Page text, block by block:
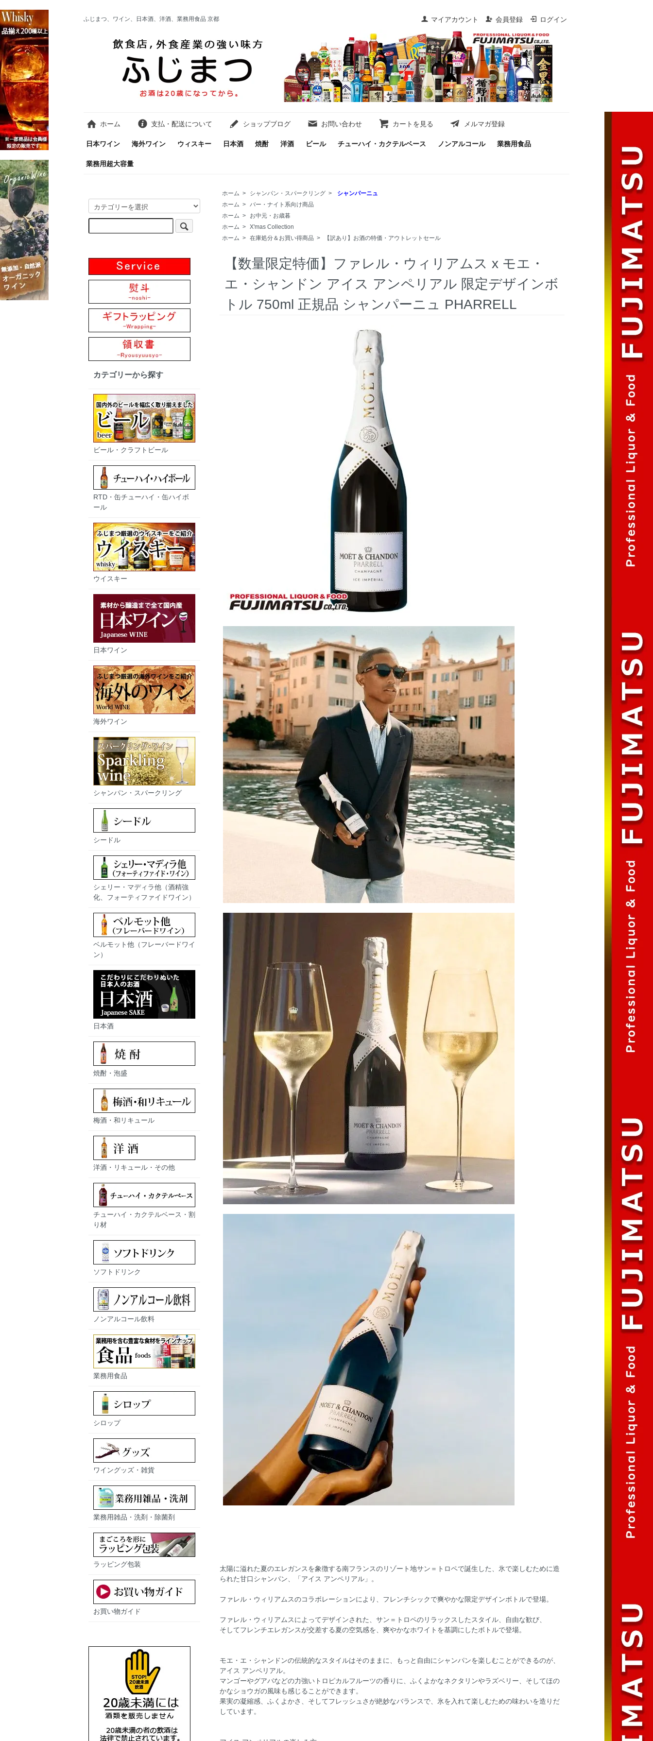
マイアカウント 会員登録 ログイン
ふじまつ、ワイン、日本酒、洋酒、業務用食品 京都
ホーム 支払・配送について ショップブログ お問い合わせ カートを見る メルマガ登録
日本ワイン 海外ワイン ウィスキー 日本酒 焼酎 洋酒 ビール チューハイ・カクテルベース ノンアルコール 業務用食品
業務用超大容量
ホーム > シャンパン・スパークリング >
シャンパーニュ
ホーム > バー・ナイト系向け商品
ホーム >
お中元・お歳暮
ホーム > X'mas Collection
ホーム > 在庫処分＆お買い得商品 > 【訳あり】お酒の特価・アウトレットセール
【数量限定特価】ファレル・ウィリアムス x モエ・
エ・シャンドン アイス アンペリアル 限定デザインボ
トル 750ml 正規品 シャンパーニュ PHARRELL
太陽に溢れた夏のエレガンスを象徴する南フランスのリゾート地サン＝トロペで誕生した、氷で楽しむために造
られた甘口シャンパン、「アイス アンペリアル」。
ファレル・ウィリアムスのコラボレーションにより、フレンチシックで爽やかな限定デザインボトルで登場。
ファレル・ウィリアムスによってデザインされた、サン＝トロペのリラックスしたスタイル、自由な歓び、
そしてフレンチエレガンスが交差する夏の空気感を、爽やかなホワイトを基調にしたボトルで登場。
モエ・エ・シャンドンの伝統的なスタイルはそのままに、もっと自由にシャンパンを楽しむことができるのが、
アイス アンペリアル。
マンゴーやグアバなどの力強いトロピカルフルーツの香りに、ふくよかなネクタリンやラズベリー、そしてほの
かなショウガの風味も感じることができます。
果実の凝縮感、ふくよかさ、そしてフレッシュさが絶妙なバランスで、氷を入れて楽しむための味わいを造りだ
しています。
カテゴリーから探す
ビール・クラフトビール
RTD・缶チューハイ・缶ハイボ
ール
ウイスキー
日本ワイン
海外ワイン
シャンパン・スパークリング
シードル
シェリー・マディラ他（酒精強
化、フォーティファイドワイン）
ベルモット他（フレーバードワイ
ン）
日本酒
焼酎・泡盛
梅酒・和リキュール
洋酒・リキュール・その他
チューハイ・カクテルベース・割
り材
ソフトドリンク
ノンアルコール飲料
業務用食品
シロップ
ワイングッズ・雑貨
業務用雑品・洗剤・除菌剤
ラッピング包装
お買い物ガイド